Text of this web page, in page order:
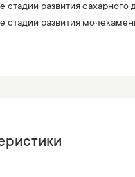
стадии развития сахарного
стадии развития